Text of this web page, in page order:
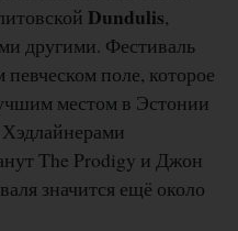
Dundulis,
другими. Фестиваль
поле, которое
местом в Эстонии
Хэдлайнерами
The Prodigy и Джон
значится ещё около